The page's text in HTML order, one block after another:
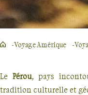
Voyage Amérique
Le Pérou, pays
tradition culturelle et